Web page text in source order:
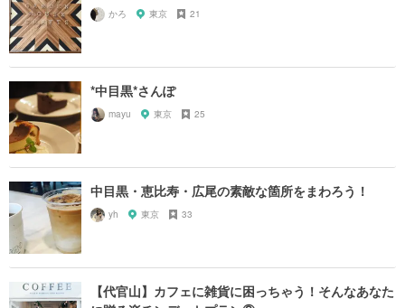
かろ 東京 21
*中目黒*さんぽ
mayu 東京 25
中目黒・恵比寿・広尾の素敵な箇所をまわろう！
yh 東京 33
【代官山】カフェに雑貨に困っちゃう！そんなあなた